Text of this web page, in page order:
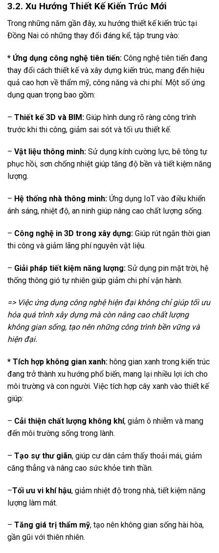
3.2. Xu Hướng Thiết Kế Kiến Trúc Mới
Trong những năm gần đây, xu hướng thiết kế kiến trúc tại
Đồng Nai có những thay đổi đáng kể, tập trung vào:
* Ứng dụng công nghệ tiên tiến: Công nghệ tiên tiến đang
thay đổi cách thiết kế và xây dựng kiến trúc, mang đến hiệu
quả cao hơn về thẩm mỹ, công năng và chi phí. Một số ứng
dụng quan trọng bao gồm:
– Thiết kế 3D và BIM: Giúp hình dung rõ ràng công trình
trước khi thi công, giảm sai sót và tối ưu thiết kế.
– Vật liệu thông minh: Sử dụng kính cường lực, bê tông tự
phục hồi, sơn chống nhiệt giúp tăng độ bền và tiết kiệm năng
lượng.
– Hệ thống nhà thông minh: Ứng dụng IoT vào điều khiển
ánh sáng, nhiệt độ, an ninh giúp nâng cao chất lượng sống.
– Công nghệ in 3D trong xây dựng: Giúp rút ngắn thời gian
thi công và giảm lãng phí nguyên vật liệu.
– Giải pháp tiết kiệm năng lượng: Sử dụng pin mặt trời, hệ
thống thông gió tự nhiên giúp giảm chi phí vận hành.
=> Việc ứng dụng công nghệ hiện đại không chỉ giúp tối ưu
hóa quá trình xây dựng mà còn nâng cao chất lượng
không gian sống, tạo nên những công trình bền vững và
hiện đại.
* Tích hợp không gian xanh: hông gian xanh trong kiến trúc
đang trở thành xu hướng phổ biến, mang lại nhiều lợi ích cho
môi trường và con người. Việc tích hợp cây xanh vào thiết kế
giúp:
– Cải thiện chất lượng không khí, giảm ô nhiễm và mang
đến môi trường sống trong lành.
– Tạo sự thư giãn, giúp cư dân cảm thấy thoải mái, giảm
căng thẳng và nâng cao sức khỏe tinh thần.
–Tối ưu vi khí hậu, giảm nhiệt độ trong nhà, tiết kiệm năng
lượng làm mát.
– Tăng giá trị thẩm mỹ, tạo nên không gian sống hài hòa,
gần gũi với thiên nhiên.